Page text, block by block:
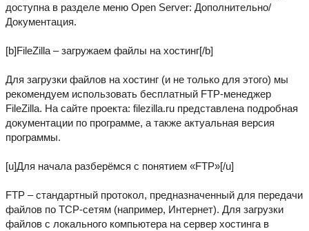
доступна в разделе меню Open Server: Дополнительно/
Документация.
[b]FileZilla – загружаем файлы на хостинг[/b]
Для загрузки файлов на хостинг (и не только для этого) мы
рекомендуем использовать бесплатный FTP-менеджер
FileZilla. На сайте проекта: filezilla.ru представлена подробная
документации по программе, а также актуальная версия
программы.
[u]Для начала разберёмся с понятием «FTP»[/u]
FTP – стандартный протокол, предназначенный для передачи
файлов по TCP-сетям (например, Интернет). Для загрузки
файлов с локального компьютера на сервер хостинга в